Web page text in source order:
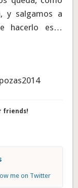
y salgamos a
hacerlo es…
friends!
me on Twitter